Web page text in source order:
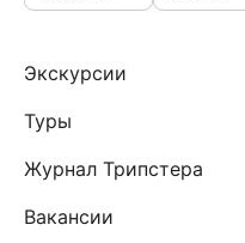
Экскурсии
Туры
Журнал Трипстера
Вакансии